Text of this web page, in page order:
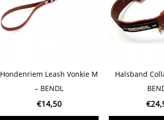
Hondenriem Leash Vonkie M
– BENDL
€14,50
Halsband
€